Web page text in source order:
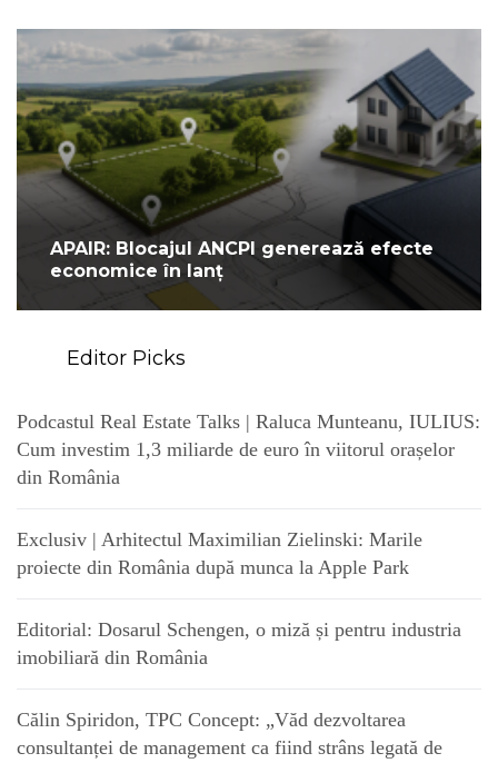
APAIR: Blocajul ANCPI generează efecte
economice în lanț
Editor Picks
Podcastul Real Estate Talks | Raluca Munteanu, IULIUS:
Cum investim 1,3 miliarde de euro în viitorul orașelor
din România
Exclusiv | Arhitectul Maximilian Zielinski: Marile
proiecte din România după munca la Apple Park
Editorial: Dosarul Schengen, o miză și pentru industria
imobiliară din România
Călin Spiridon, TPC Concept: „Văd dezvoltarea
consultanței de management ca fiind strâns legată de